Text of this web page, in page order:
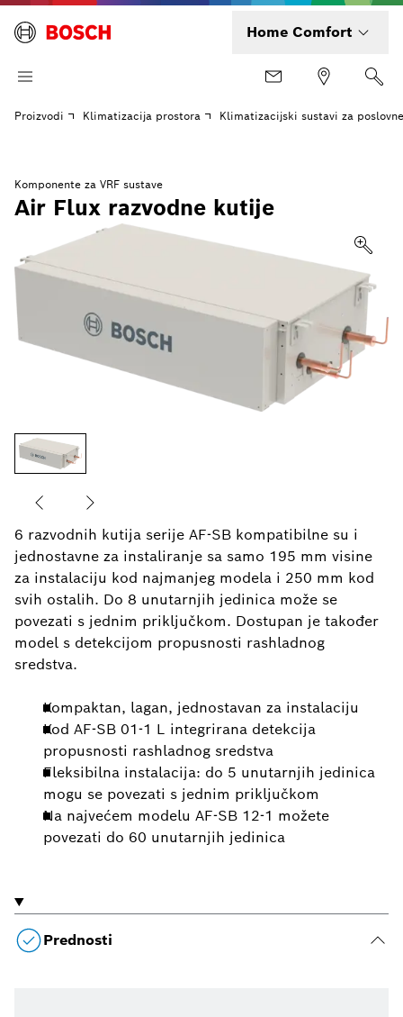
Home Comfort
Proizvodi Klimatizacija prostora Klimatizacijski sustavi za
Komponente za VRF sustave
Air Flux razvodne kutije
6 razvodnih kutija serije AF-SB kompatibilne su i
jednostavne za instaliranje sa samo 195 mm visine
za instalaciju kod najmanjeg modela i 250 mm kod
svih ostalih. Do 8 unutarnjih jedinica može se
povezati s jednim priključkom. Dostupan je također
model s detekcijom propusnosti rashladnog
sredstva.
Kompaktan, lagan, jednostavan za instalaciju
Kod AF-SB 01-1 L integrirana detekcija
propusnosti rashladnog sredstva
Fleksibilna instalacija: do 5 unutarnjih jedinica
mogu se povezati s jednim priključkom
Na najvećem modelu AF-SB 12-1 možete
povezati do 60 unutarnjih jedinica
Prednosti